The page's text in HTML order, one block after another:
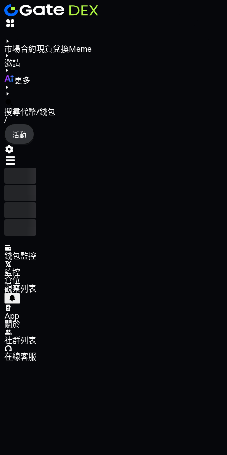
市場合約現貨兌換Meme
邀請
更多
搜尋代幣/錢包
/
活動
錢包監控
監控
倉位
觀察列表
App
關於
社群列表
在線客服